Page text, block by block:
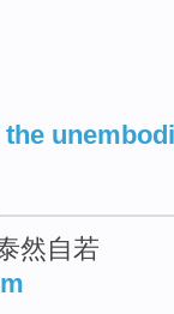
然自若